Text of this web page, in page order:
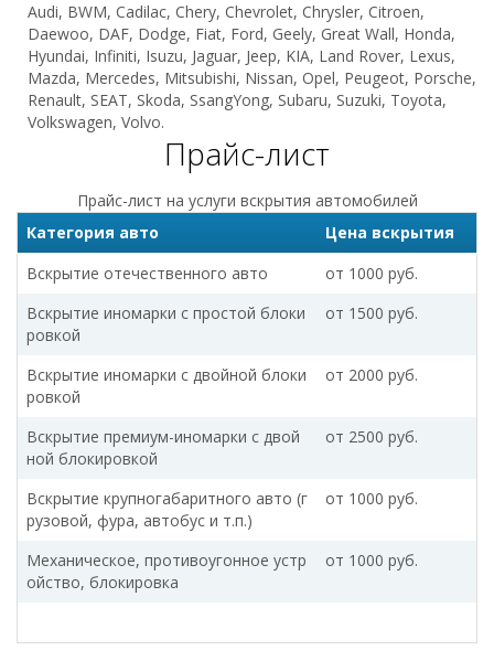
Audi, BWM, Cadilac, Chery, Chevrolet, Chrysler, Citroen,
Daewoo, DAF, Dodge, Fiat, Ford, Geely, Great Wall, Honda,
Hyundai, Infiniti, Isuzu, Jaguar, Jeep, KIA, Land Rover, Lexus,
Mazda, Mercedes, Mitsubishi, Nissan, Opel, Peugeot, Porsche,
Renault, SEAT, Skoda, SsangYong, Subaru, Suzuki, Toyota,
Volkswagen, Volvo.
Прайс-лист
Прайс-лист на услуги вскрытия автомобилей
Категория авто
Цена вскрытия
Вскрытие отечественного авто
от 1000 руб.
Вскрытие иномарки c простой блоки
ровкой
от 1500 руб.
Вскрытие иномарки c двойной блоки
ровкой
от 2000 руб.
Вскрытие премиум-иномарки c двой
ной блокировкой
от 2500 руб.
Вскрытие крупногабаритного авто (г
рузовой, фура, автобус и т.п.)
от 1000 руб.
Механическое, противоугонное устр
ойство, блокировка
от 1000 руб.